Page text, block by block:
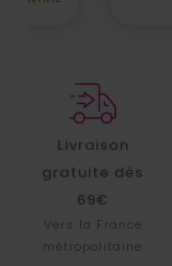
Livraison
gratuite dès
69€
Vers la France
métropolitaine